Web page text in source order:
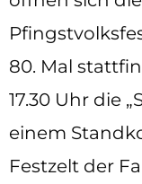
80. Mal
17.30 Uhr die
einem
Festzelt der